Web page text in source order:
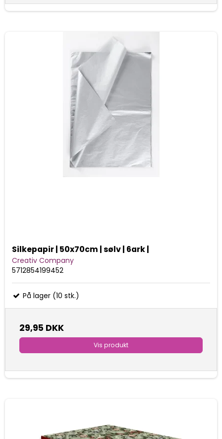
Silkepapir | 50x70cm | sølv | 6ark |
Creativ Company
5712854199452
På lager (10 stk.)
29,95 DKK
Vis produkt